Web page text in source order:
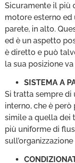
Sicuramente il più
motore esterno ed
parete, in alto.
ed è un aspetto
è diretto e può
la sua posizione
SISTEMA A
Si tratta sempre di
interno, che è
simile a quella dei
più uniforme di